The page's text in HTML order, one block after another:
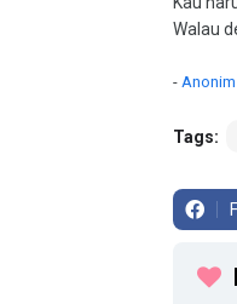
Walau
- Anonim
Tags: